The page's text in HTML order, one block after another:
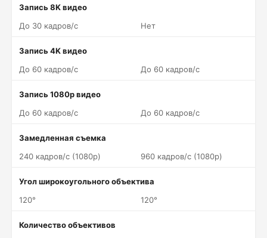
Запись 8K видео
До 30 кадров/c
Нет
Запись 4K видео
До 60 кадров/c
До 60 кадров/c
Запись 1080p видео
До 60 кадров/c
До 60 кадров/c
Замедленная съемка
240 кадров/c (1080p)
960 кадров/c (1080p)
Угол широкоугольного объектива
120°
120°
Количество объективов